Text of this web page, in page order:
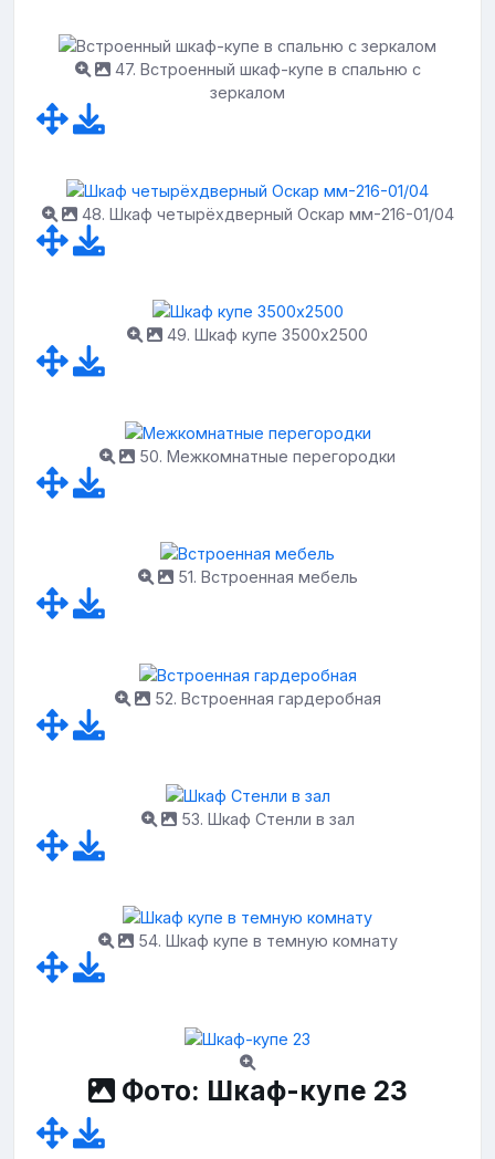
47. Встроенный шкаф-купе в спальню с
зеркалом
48. Шкаф четырёхдверный Оскар мм-216-01/04
49. Шкаф купе 3500x2500
50. Межкомнатные перегородки
51. Встроенная мебель
52. Встроенная гардеробная
53. Шкаф Стенли в зал
54. Шкаф купе в темную комнату
Фото: Шкаф-купе 23